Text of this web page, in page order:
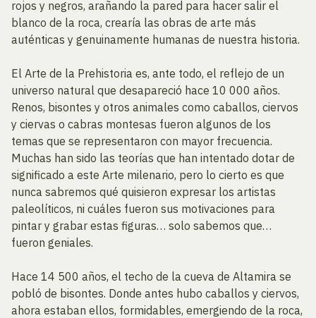
rojos y negros, arañando la pared para hacer salir el
blanco de la roca, crearía las obras de arte más
auténticas y genuinamente humanas de nuestra historia.
El Arte de la Prehistoria es, ante todo, el reflejo de un
universo natural que desapareció hace 10 000 años.
Renos, bisontes y otros animales como caballos, ciervos
y ciervas o cabras montesas fueron algunos de los
temas que se representaron con mayor frecuencia.
Muchas han sido las teorías que han intentado dotar de
significado a este Arte milenario, pero lo cierto es que
nunca sabremos qué quisieron expresar los artistas
paleolíticos, ni cuáles fueron sus motivaciones para
pintar y grabar estas figuras… solo sabemos que…
fueron geniales.
Hace 14 500 años, el techo de la cueva de Altamira se
pobló de bisontes. Donde antes hubo caballos y ciervos,
ahora estaban ellos, formidables, emergiendo de la roca,